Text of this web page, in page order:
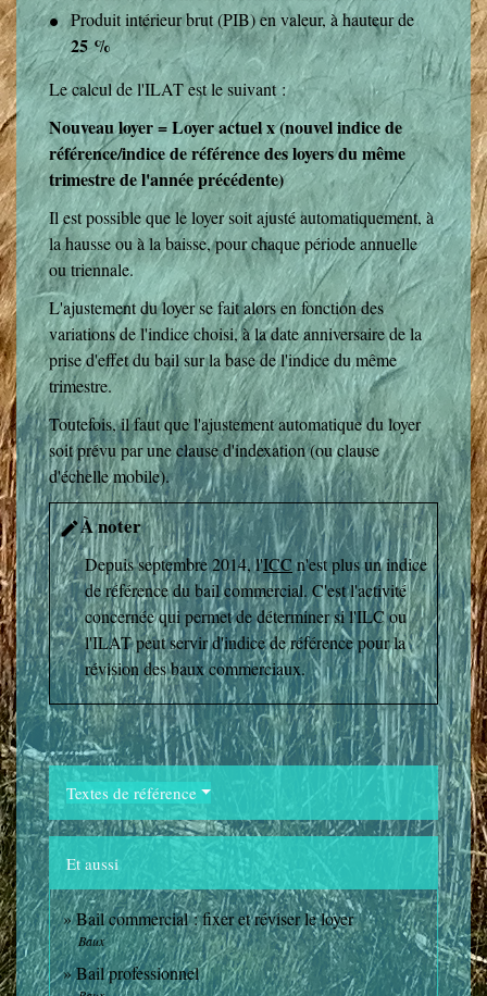
Produit intérieur brut (PIB) en valeur, à hauteur de
25 %
Le calcul de l'ILAT est le suivant :
Nouveau loyer = Loyer actuel x (nouvel indice de
référence/indice de référence des loyers du même
trimestre de l'année précédente)
Il est possible que le loyer soit ajusté automatiquement, à
la hausse ou à la baisse, pour chaque période annuelle
ou triennale.
L'ajustement du loyer se fait alors en fonction des
variations de l'indice choisi, à la date anniversaire de la
prise d'effet du bail sur la base de l'indice du même
trimestre.
Toutefois, il faut que l'ajustement automatique du loyer
soit prévu par une clause d'indexation (ou clause
d'échelle mobile).
editÀ noter
Depuis septembre 2014, l'ICCn'est plus un indice
de référence du bail commercial. C'est l'activité
concernée qui permet de déterminer si l'ILC ou
l'ILAT peut servir d'indice de référence pour la
révision des baux commerciaux.
Textes de référence
Et aussi
Bail commercial : fixer et réviser le loyer
Baux
Bail professionnel